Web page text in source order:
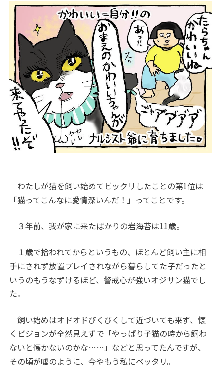
わたしが猫を飼い始めてビックリしたことの第1位は
「猫ってこんなに愛情深いんだ！」ってことです。
３年前、我が家に来たばかりの岩海苔は11歳。
１歳で拾われてからというもの、ほとんど飼い主に相
手にされず放置プレイされながら暮らしてた子だったと
いうのもうなずけるほど、警戒心が強いオジサン猫でし
た。
飼い始めはオドオドびくびくして近づいても来ず、懐
くビジョンが全然見えずで「やっぱり子猫の時から飼わ
ないと懐かないのかな……」などと思ってたんですが、
その頃が嘘のように、今やもう私にベッタリ。